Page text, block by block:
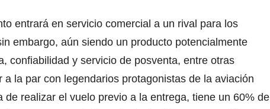
entrará en servicio comercial a un rival para los
embargo, aún siendo un producto potencialmente
confiabilidad y servicio de posventa, entre otras
la par con legendarios protagonistas de la aviación
realizar el vuelo previo a la entrega, tiene un 60% de